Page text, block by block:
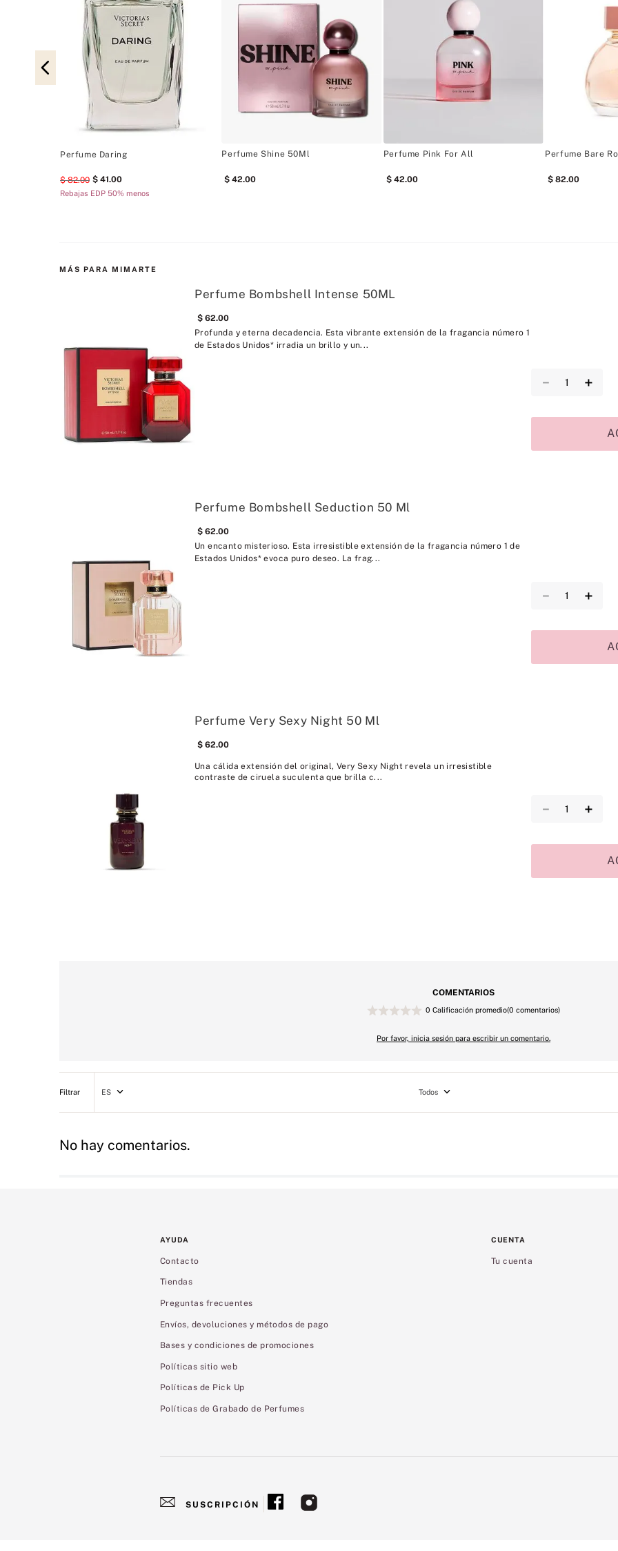
Perfume Daring
82.00 41.00
Rebajas EDP 50% menos
Perfume Shine 50Ml
42.00
Perfume Pink For All
42.00
Perfume Bare
82.00
MÁS PARA MIMARTE
Perfume Bombshell Intense 50ML
62.00
Profunda y eterna decadencia. Esta vibrante extensión de la fragancia número 1
de Estados Unidos* irradia un brillo y un...
＋
－
Perfume Bombshell Seduction 50 Ml
62.00
Un encanto misterioso. Esta irresistible extensión de la fragancia número 1 de
Estados Unidos* evoca puro deseo. La frag...
＋
－
Perfume Very Sexy Night 50 Ml
62.00
Una cálida extensión del original, Very Sexy Night revela un irresistible
contraste de ciruela suculenta que brilla c...
＋
－
COMENTARIOS
0 Calificación promedio(0 comentarios)
Por favor, inicia sesión para escribir un comentario.
Todos
ES
No hay comentarios.
AYUDA
Contacto
Tiendas
Preguntas frecuentes
Envíos, devoluciones y métodos de pago
Bases y condiciones de promociones
Políticas sitio web
Políticas de Pick Up
Políticas de Grabado de Perfumes
CUENTA
Tu cuenta
SUSCRIPCIÓN